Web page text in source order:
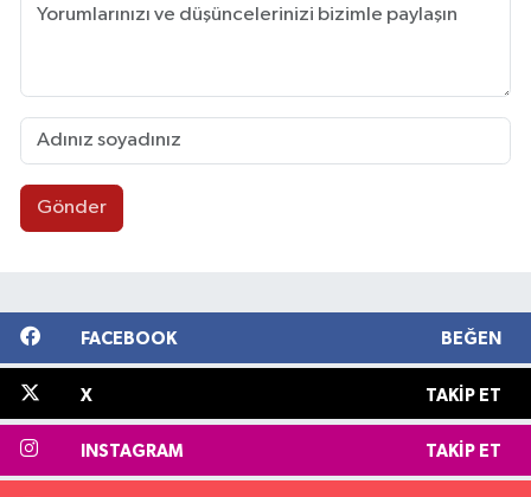
Gönder
FACEBOOK BEĞEN
X TAKIP ET
INSTAGRAM TAKIP ET